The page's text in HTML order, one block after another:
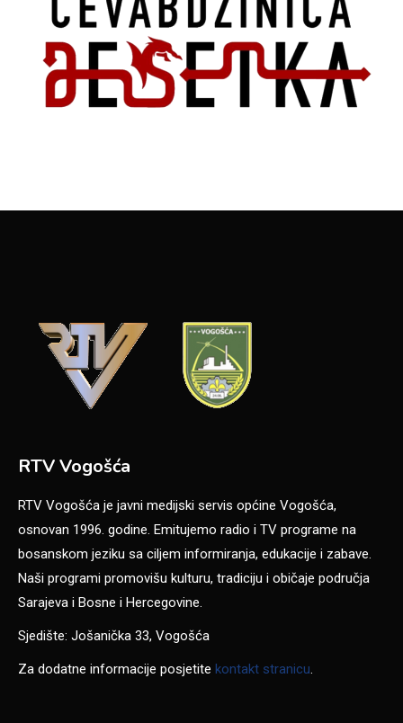
RTV Vogošća
RTV Vogošća je javni medijski servis općine Vogošća,
osnovan 1996. godine. Emitujemo radio i TV programe na
bosanskom jeziku sa ciljem informiranja, edukacije i zabave.
Naši programi promovišu kulturu, tradiciju i običaje područja
Sarajeva i Bosne i Hercegovine.
Sjedište: Jošanička 33, Vogošća
Za dodatne informacije posjetite kontakt stranicu.